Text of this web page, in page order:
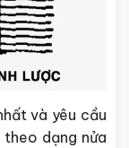
và yêu cầu
dạng nửa